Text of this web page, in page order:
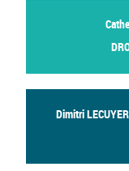
Dimitri